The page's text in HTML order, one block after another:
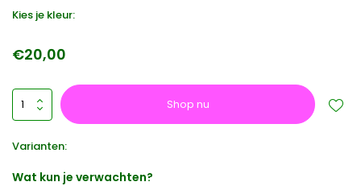
Kies je kleur:
€20,00
Shop nu
Varianten:
Wat kun je verwachten?